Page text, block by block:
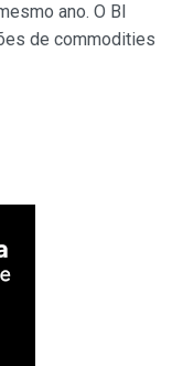
ano. O BI
de commodities